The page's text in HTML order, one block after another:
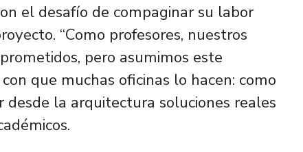
el desafío de compaginar su labor
“Como profesores, nuestros
pero asumimos este
que muchas oficinas lo hacen: como
la arquitectura soluciones reales